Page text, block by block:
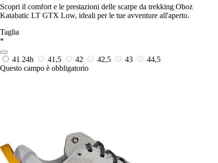
Scopri il comfort e le prestazioni delle scarpe da trekking Oboz
Katabatic LT GTX Low, ideali per le tue avventure all'aperto.
Taglia
*
41 24h 41,5 42 42,5 43
44,5
Questo campo è obbligatorio